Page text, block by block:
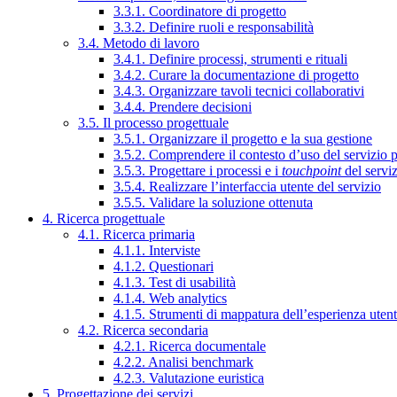
3.3.1. Coordinatore di progetto
3.3.2. Definire ruoli e responsabilità
3.4. Metodo di lavoro
3.4.1. Definire processi, strumenti e rituali
3.4.2. Curare la documentazione di progetto
3.4.3. Organizzare tavoli tecnici collaborativi
3.4.4. Prendere decisioni
3.5. Il processo progettuale
3.5.1. Organizzare il progetto e la sua gestione
3.5.2. Comprendere il contesto d’uso del servizio
3.5.3. Progettare i processi e i touchpointdel
3.5.4. Realizzare l’interfaccia utente del servizio
3.5.5. Validare la soluzione ottenuta
4. Ricerca progettuale
4.1. Ricerca primaria
4.1.1. Interviste
4.1.2. Questionari
4.1.3. Test di usabilità
4.1.4. Web analytics
4.1.5. Strumenti di mappatura dell’esperienza
4.2. Ricerca secondaria
4.2.1. Ricerca documentale
4.2.2. Analisi benchmark
4.2.3. Valutazione euristica
5. Progettazione dei servizi